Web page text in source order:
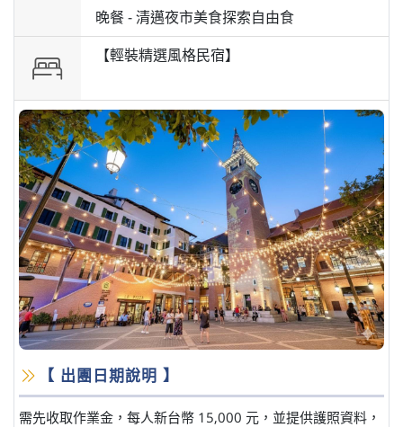
晚餐 -清邁夜市美食探索自由食
【輕裝精選風格民宿】
【 出團日期說明 】
需先收取作業金，每人新台幣 15,000 元，並提供護照資料，